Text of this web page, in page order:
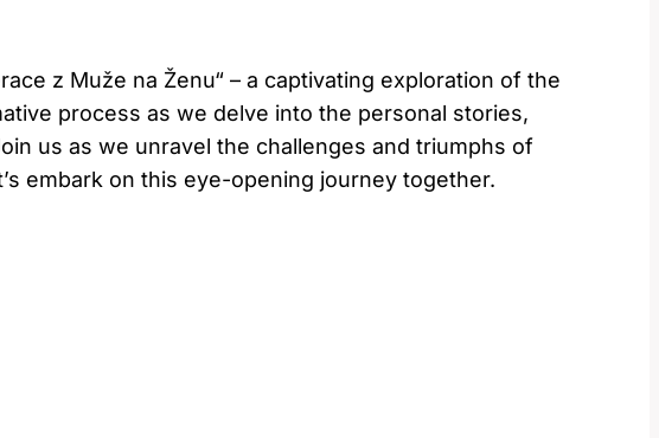
z Muže na Ženu“ – a captivating exploration of the
process as we delve into the personal stories,
us as we unravel the challenges and triumphs of
embark on this eye-opening journey together.